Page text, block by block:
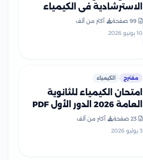
الاسترشادية في الكيمياء
للثانوية العامة 2026 PDF
99 صفحة
أكثر من ألف
10 يونيو 2026
مقترح الكيمياء
امتحان الكيمياء للثانوية
العامة 2026 الدور الأول PDF
لطلاب الصف الثالث الثانوي
23 صفحة
أكثر من ألف
3 يوليو 2026